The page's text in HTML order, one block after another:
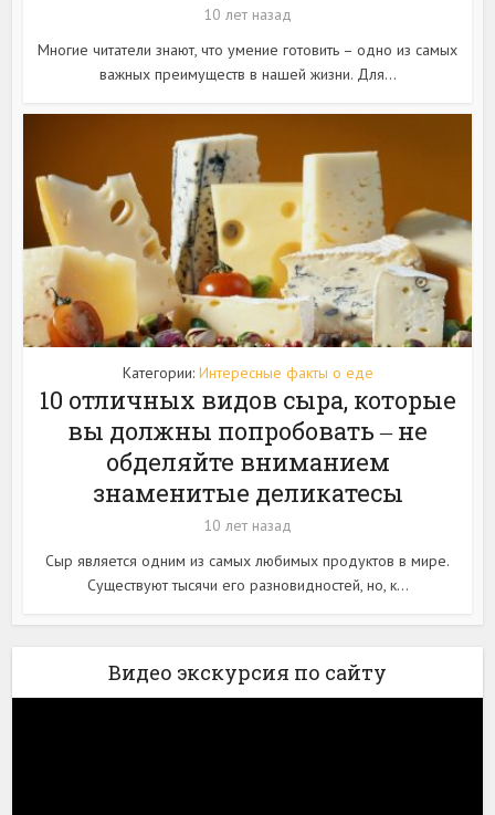
10 лет назад
Многие читатели знают, что умение готовить – одно из самых
важных преимуществ в нашей жизни. Для...
Категории: Интересные факты о еде
10 отличных видов сыра, которые
вы должны попробовать ‒ не
обделяйте вниманием
знаменитые деликатесы
10 лет назад
Сыр является одним из самых любимых продуктов в мире.
Существуют тысячи его разновидностей, но, к...
Видео экскурсия по сайту